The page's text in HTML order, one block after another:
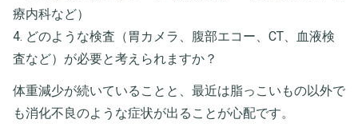
療内科など）
4. どのような検査（胃カメラ、腹部エコー、CT、血液検
査など）が必要と考えられますか？
体重減少が続いていることと、最近は脂っこいもの以外で
も消化不良のような症状が出ることが心配です。